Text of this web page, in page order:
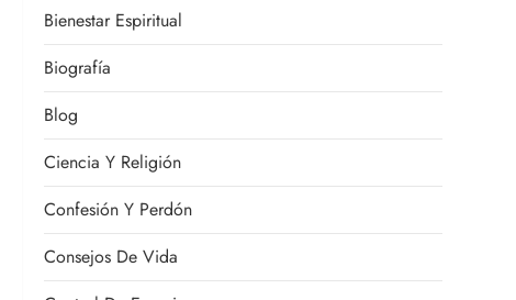
Bienestar Espiritual
Biografía
Blog
Ciencia Y Religión
Confesión Y Perdón
Consejos De Vida